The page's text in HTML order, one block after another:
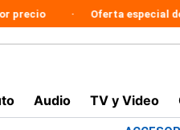
Oferta especial
Audio TV y Video